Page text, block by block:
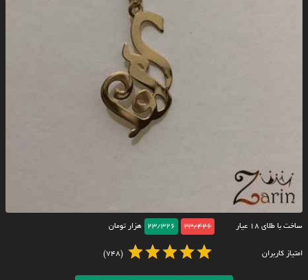
ساخت با طلای ۱۸ عیار 23/426
23/326 هزار تومان
امتیاز کاربران (748)